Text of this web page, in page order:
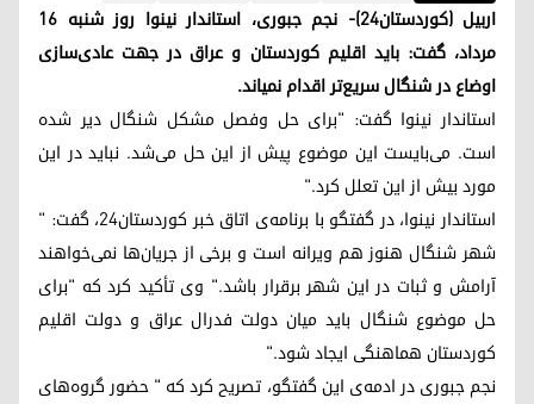
اربیل (کوردستان٢٤)- نجم جبوری، استاندار نینوا روز شنبه ١٦
مرداد، گفت: باید اقلیم کوردستان و عراق در جهت عادی‌سازی
اوضاع در شنگال سریع‌تر اقدام نمیاند.
استاندار نینوا گفت: "برای حل وفصل مشکل شنگال دیر شده
است. می‌بایست این موضوع پیش از این حل می‌شد. نباید در این
مورد بیش از این تعلل کرد."
استاندار نینوا، در گفتگو با برنامه‌ی اتاق خبر کوردستان٢٤، گفت: "
شهر شنگال هنوز هم ویرانه است و برخی از جریان‌ها نمی‌خواهند
آرامش و ثبات در این شهر برقرار باشد." وی تأکید کرد که "برای
حل موضوع شنگال باید میان دولت فدرال عراق و دولت اقلیم
کوردستان هماهنگی ایجاد شود."
نجم جبوری در ادمه‌ی این گفتگو، تصریح کرد کە " حضور گروه‌های